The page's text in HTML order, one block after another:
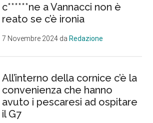
c******ne a Vannacci non è
reato se c’è ironia
7 Novembre 2024 daRedazione
All’interno della cornice c’è la
convenienza che hanno
avuto i pescaresi ad ospitare
il G7